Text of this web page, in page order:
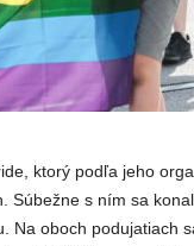
ktorý podľa jeho
Súbežne s ním sa
Na oboch podujatiach